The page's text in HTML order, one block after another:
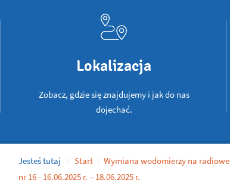
Lokalizacja
Zobacz, gdzie się znajdujemy i jak do nas
dojechać.
Jesteś tutaj Start Wymiana wodomierzy na radiowe
nr 16 - 16.06.2025 r. – 18.06.2025 r.